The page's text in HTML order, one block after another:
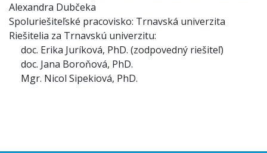
Alexandra Dubčeka
Spoluriešiteľské pracovisko: Trnavská univerzita
Riešitelia za Trnavskú univerzitu:
doc. Erika Juríková, PhD. (zodpovedný riešiteľ)
doc. Jana Boroňová, PhD.
Mgr. Nicol Sipekiová, PhD.